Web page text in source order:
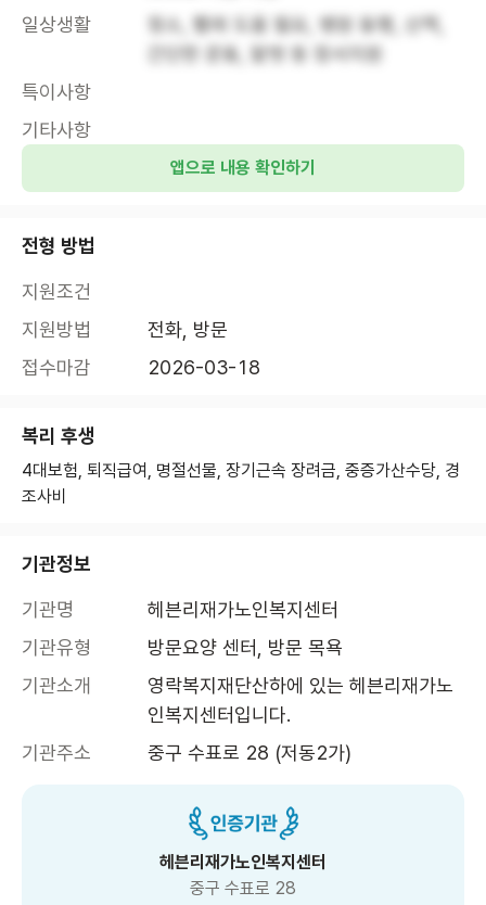
일상생활
청소, 빨래 도움 필요, 병원 동행, 산책,
간단한 운동, 말벗 등 정서지원
특이사항
기타사항
앱으로 내용 확인하기
전형 방법
지원조건
지원방법
전화, 방문
접수마감
2026-03-18
복리 후생
4대보험, 퇴직급여, 명절선물, 장기근속 장려금, 중증가산수당, 경
조사비
기관정보
기관명
헤븐리재가노인복지센터
기관유형
방문요양 센터, 방문 목욕
기관소개
영락복지재단산하에 있는 헤븐리재가노
인복지센터입니다.
기관주소
중구 수표로 28 (저동2가)
헤븐리재가노인복지센터
중구 수표로 28